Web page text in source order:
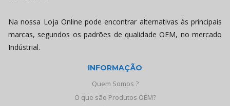
Na nossa Loja Online pode encontrar alternativas às principais
marcas, segundos os padrões de qualidade OEM, no mercado
Indústrial.
INFORMAÇÃO
Quem Somos ?
O que são Produtos OEM?